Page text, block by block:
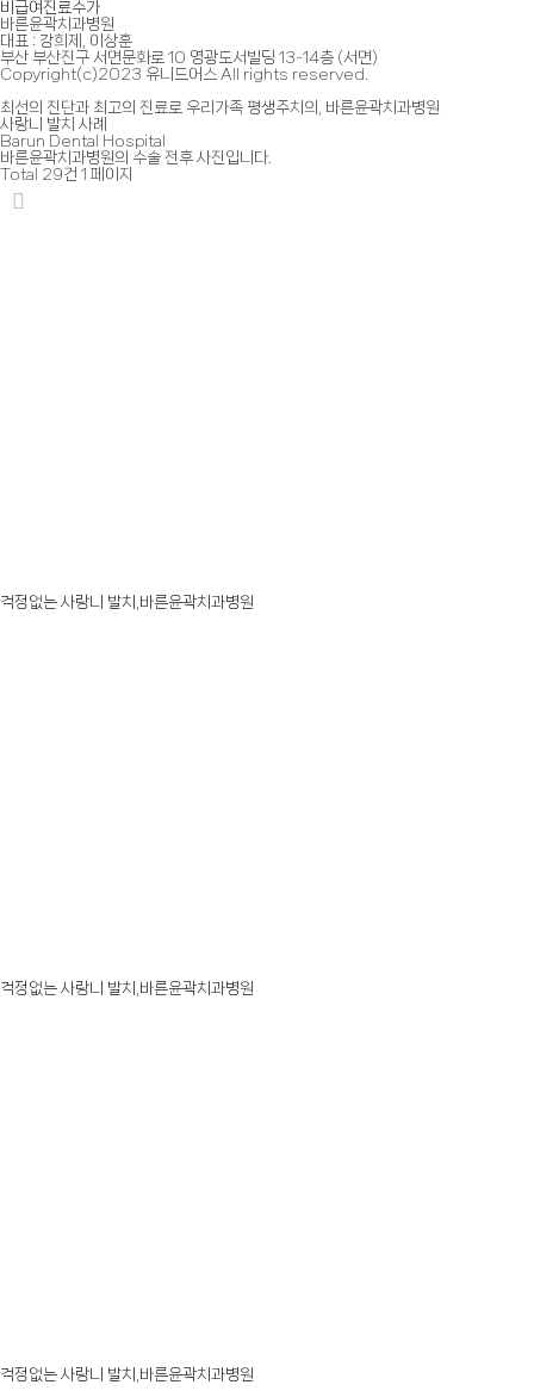
비급여진료수가
바른윤곽치과병원
대표 : 강희제, 이상훈
부산 부산진구 서면문화로 10 영광도서빌딩 13-14층 (서면)
Copyright(c)2023 유니드어스 All rights reserved.
최선의 진단과 최고의 진료로 우리가족 평생주치의, 바른윤곽치과병원
사랑니 발치 사례
Barun Dental Hospital
바른윤곽치과병원의 수술 전후 사진입니다.
Total 29건 1 페이지
걱정없는 사랑니 발치,바른윤곽치과병원
걱정없는 사랑니 발치,바른윤곽치과병원
걱정없는 사랑니 발치,바른윤곽치과병원